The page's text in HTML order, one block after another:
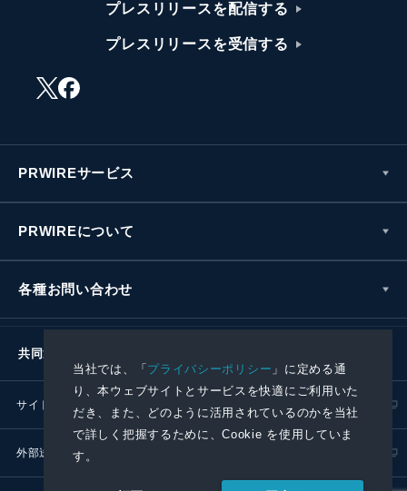
当社では、「プライバシーポリシー 」に定める通
り、本ウェブサイトとサービスを快適にご利用いた
だき、また、どのように活用されているのかを当社
で詳しく把握するために、Cookie を使用していま
す。
プレスリリースを配信する
プレスリリースを受信する
PRWIREサービス
PRWIREについて
各種お問い合わせ
共同通信社グループ
サイトポリシー プライバシーポリシー
外部送信ポリシー